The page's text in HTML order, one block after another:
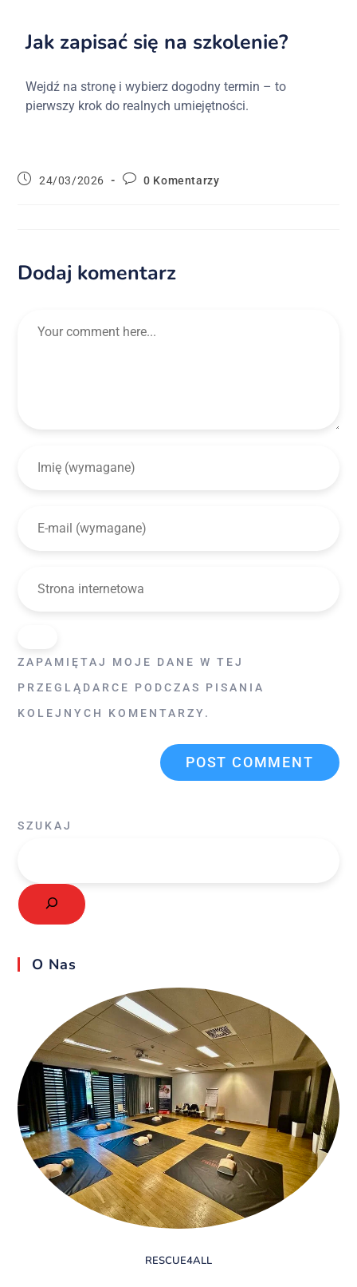
Jak zapisać się na szkolenie?
Wejdź na stronę i wybierz dogodny termin – to
pierwszy krok do realnych umiejętności.
24/03/2026 0 Komentarzy
Dodaj komentarz
ZAPAMIĘTAJ MOJE DANE W TEJ
PRZEGLĄDARCE PODCZAS PISANIA
KOLEJNYCH KOMENTARZY.
SZUKAJ
O Nas
RESCUE4ALL